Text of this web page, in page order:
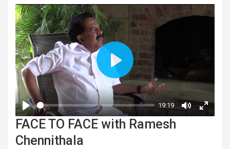
FACE TO FACE with Ramesh
Chennithala